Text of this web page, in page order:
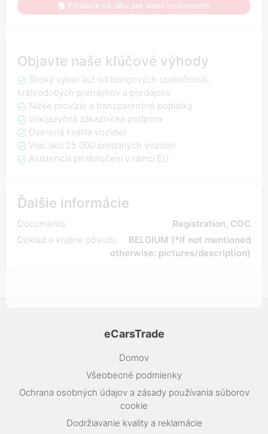
Prihláste sa, aby ste videli hodnotenie
Objavte naše kľúčové výhody
Široký výber áut od lízingových spoločností,
krátkodobých prenájmov a predajcov
Nízke provízie a transparentné poplatky
Viacjazyčná zákaznícka podpora
Overená kvalita vozidiel
Viac ako 25 000 predaných vozidiel
Asistencia pri doručení v rámci EÚ
Ďalšie informácie
Documents
Registration, COC
Doklad o krajine pôvodu
BELGIUM (*if not mentioned
otherwise: pictures/description)
eCarsTrade
Domov
Všeobecné podmienky
Ochrana osobných údajov a zásady používania súborov
cookie
Dodržiavanie kvality a reklamácie